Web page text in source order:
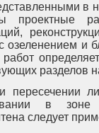
в
проектные
озеленением и
работ
разделов
пересечении
в зоне
следует